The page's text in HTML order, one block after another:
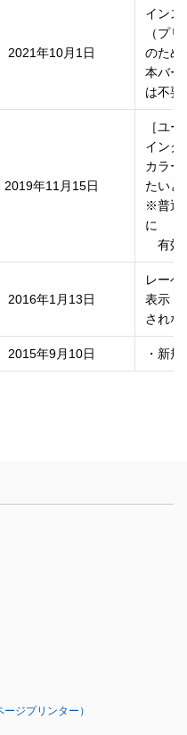
2021年10月1日
インス
（プ
のため
本バー
は不要
2019年11月15日
［ユ
インク
カラー
たいと
※普通
に
有効
2016年1月13日
レー
表示
2015年9月10日 ・新
ージプリンター）